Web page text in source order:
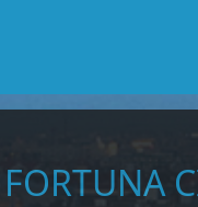
FORTUNA